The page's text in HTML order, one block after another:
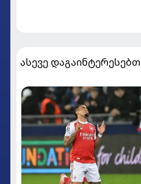
ასევე დაგაინტერესებთ